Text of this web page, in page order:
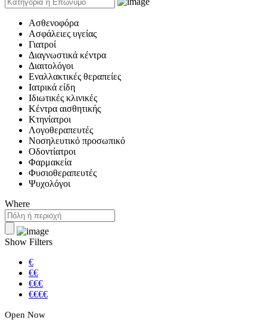
Ασθενοφόρα
Ασφάλειες υγείας
Γιατροί
Διαγνωστικά κέντρα
Διαιτολόγοι
Εναλλακτικές θεραπείες
Ιατρικά είδη
Ιδιωτικές κλινικές
Κέντρα αισθητικής
Κτηνίατροι
Λογοθεραπευτές
Νοσηλευτικό προσωπικό
Οδοντίατροι
Φαρμακεία
Φυσιοθεραπευτές
Ψυχολόγοι
Where
Show Filters
€
€€
€€€
€€€€
Open Now